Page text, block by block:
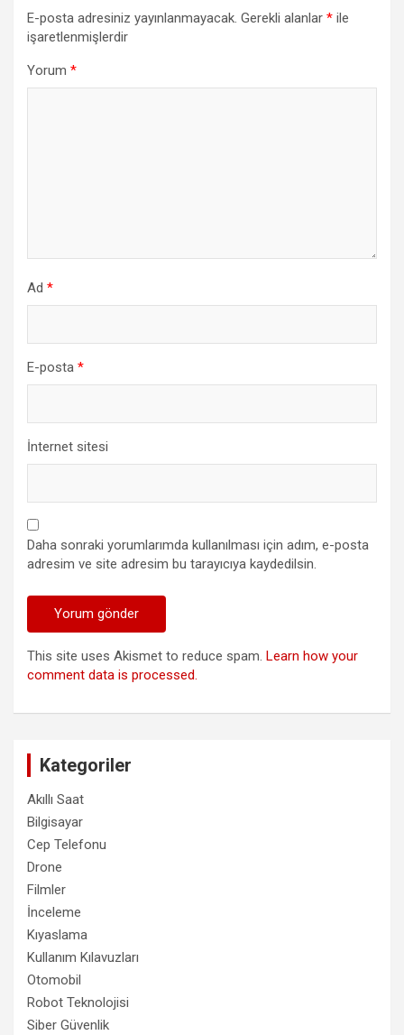
E-posta adresiniz yayınlanmayacak. Gerekli alanlar * ile
işaretlenmişlerdir
Yorum *
Ad *
E-posta *
İnternet sitesi
Daha sonraki yorumlarımda kullanılması için adım, e-posta
adresim ve site adresim bu tarayıcıya kaydedilsin.
This site uses Akismet to reduce spam. Learn how your
comment data is processed.
Kategoriler
Akıllı Saat
Bilgisayar
Cep Telefonu
Drone
Filmler
İnceleme
Kıyaslama
Kullanım Kılavuzları
Otomobil
Robot Teknolojisi
Siber Güvenlik